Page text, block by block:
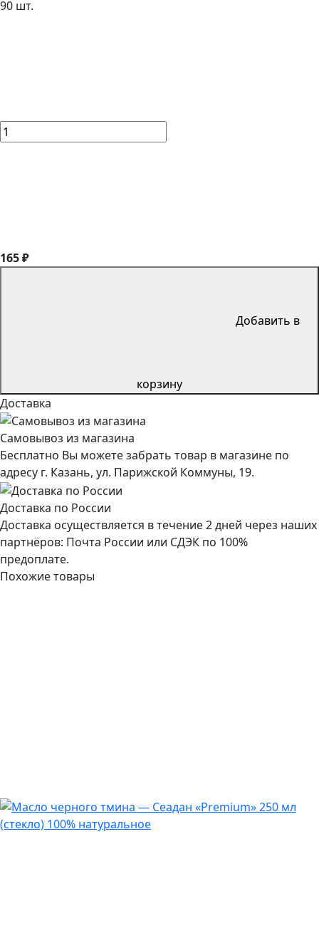
90 шт.
165 ₽
Добавить в
корзину
Доставка
Самовывоз из магазина
Бесплатно Вы можете забрать товар в магазине по
адресу г. Казань, ул. Парижской Коммуны, 19.
Доставка по России
Доставка осуществляется в течение 2 дней через наших
партнёров: Почта России или СДЭК по 100%
предоплате.
Похожие товары